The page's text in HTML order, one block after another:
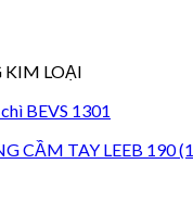
LOẠI
BEVS 1301